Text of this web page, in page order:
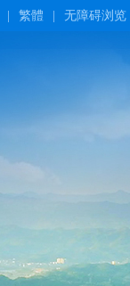
繁體 无障碍浏览